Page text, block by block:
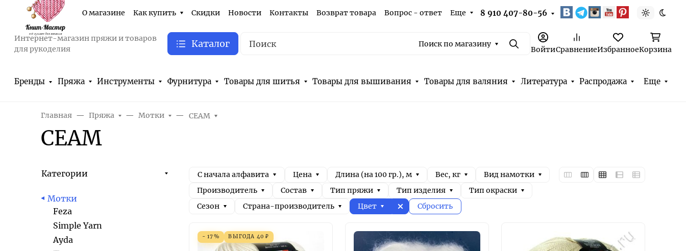
О магазине Как купить Скидки Новости Контакты Возврат товара Вопрос - ответ Еще 8 910 407-80-56 Светлая
Интернет-магазин пряжи и товаров
для рукоделия
Каталог Поиск по магазину ПоискВойтиСравнениеИзбранноеКорзина
Бренды Пряжа Инструменты Фурнитура Товары для шитья Товары для вышивания Товары для валяния Литература Распродажа Еще
Главная Пряжа Мотки СЕАМ
СЕАМ
Категории
Мотки
Feza
Simple Yarn
Ayda
С начала алфавита Цена Длина (на 100 гр.), м Вес, кг
Вид намотки
Производитель
Состав Тип пряжи Тип изделия
Тип окраски
Сезон
Страна-производитель Цвет Сбросить
- 17% ВЫГОДА 40 ₽